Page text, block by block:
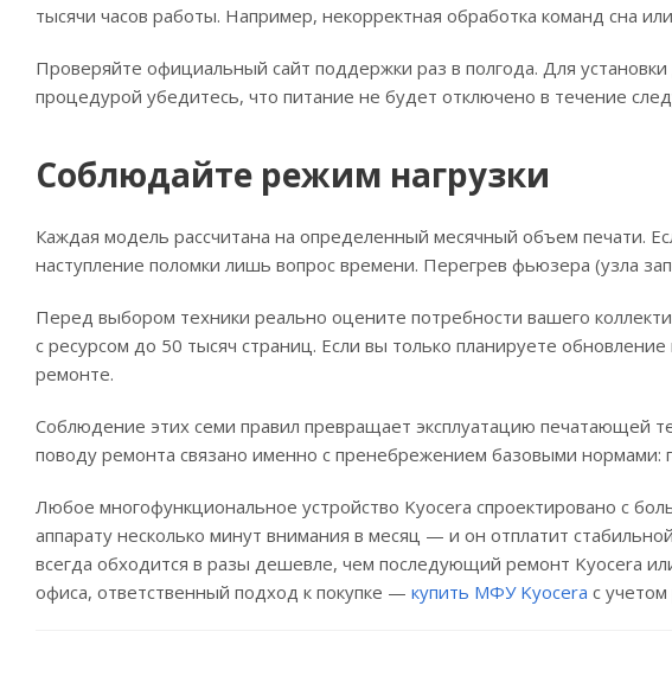
тысячи часов работы. Например, некорректная обработка команд сна
Проверяйте официальный сайт поддержки раз в полгода. Для
процедурой убедитесь, что питание не будет отключено в течение
Соблюдайте режим нагрузки
Каждая модель рассчитана на определенный месячный объем печати.
наступление поломки лишь вопрос времени. Перегрев фьюзера (узла
Перед выбором техники реально оцените потребности вашего
с ресурсом до 50 тысяч страниц. Если вы только планируете
ремонте.
Соблюдение этих семи правил превращает эксплуатацию печатающей
поводу ремонта связано именно с пренебрежением базовыми
Любое многофункциональное устройство Kyocera спроектировано с
аппарату несколько минут внимания в месяц — и он отплатит
всегда обходится в разы дешевле, чем последующий ремонт Kyocera
офиса, ответственный подход к покупке — купить МФУ Kyocera с